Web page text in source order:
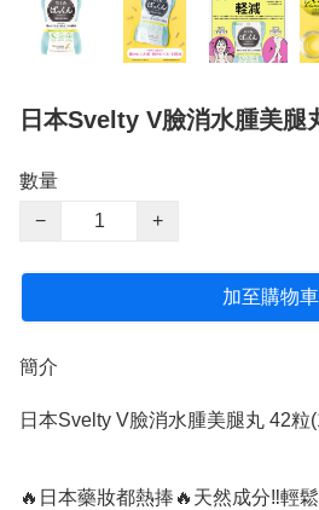
日本Svelty V臉消水腫美腿
數量
−
+
加至購物車
簡介
日本Svelty V臉消水腫美腿丸 42粒
🔥日本藥妝都熱捧🔥天然成分‼️輕